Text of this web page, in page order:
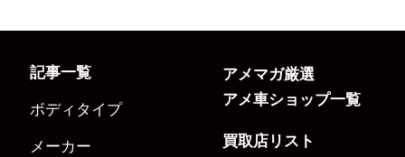
記事一覧
ボディタイプ
メーカー
アメマガ厳選
アメ車ショップ一覧
買取店リスト